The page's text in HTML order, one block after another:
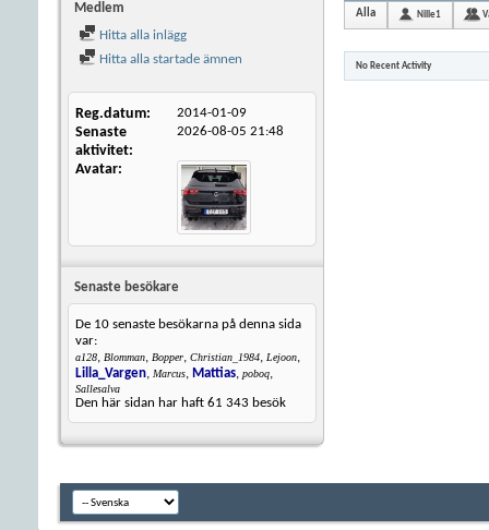
Medlem
Hitta alla inlägg
Hitta alla startade ämnen
Reg.datum 2014-01-09
Senaste
aktivitet
2026-08-05 21:48
Avatar
Senaste besökare
De 10 senaste besökarna på denna sida
var:
a128, Blomman, Bopper, Christian_1984, Lejoon,
Lilla_Vargen, Marcus, Mattias, poboq,
Sallesalva
Den här sidan har haft 61 343 besök
Alla Nille1
No Recent Activity